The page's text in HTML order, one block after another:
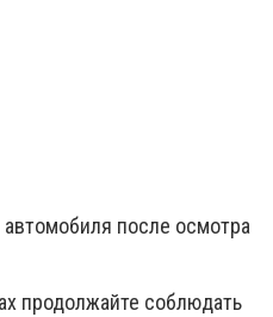
после осмотра
продолжайте соблюдать